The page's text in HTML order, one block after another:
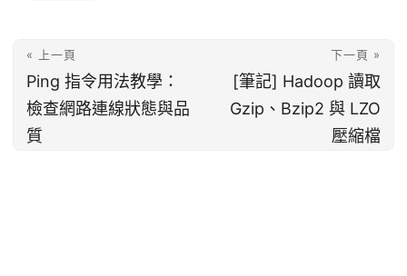
« 上一頁
Ping 指令用法教學：
檢查網路連線狀態與品
質
下一頁 »
[筆記] Hadoop 讀取
Gzip、Bzip2 與 LZO
壓縮檔